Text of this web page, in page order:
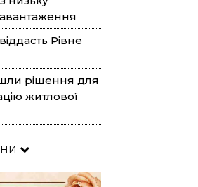
Рівне
рішення для
житлової